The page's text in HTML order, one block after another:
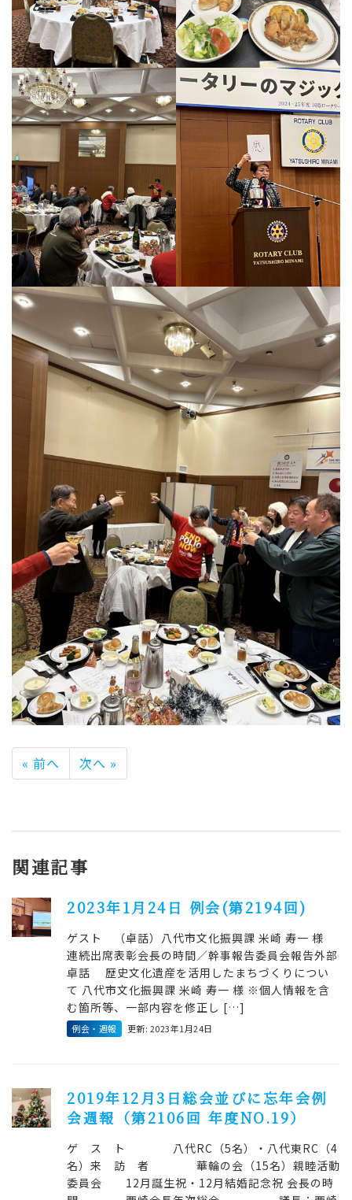
« 前へ 次へ »
関連記事
2023年1月24日 例会(第2194回)
ゲスト （卓話）八代市文化振興課 米崎 寿一 様
連続出席表彰会長の時間／幹事報告委員会報告外部
卓話 歴史文化遺産を活用したまちづくりについ
て 八代市文化振興課 米崎 寿一 様 ※個人情報を含
む箇所等、一部内容を修正し […]
例会・週報 更新: 2023年1月24日
2019年12月3日総会並びに忘年会例
会週報（第2106回 年度NO.19）
ゲ ス ト 八代RC（5名）・八代東RC（4
名）来 訪 者 華輪の会（15名）親睦活動
委員会 12月誕生祝・12月結婚記念祝 会長の時